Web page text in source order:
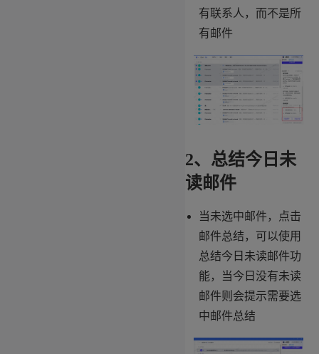
有联系人，而不是所
有邮件
2、总结今日未
读邮件
当未选中邮件，点击
邮件总结，可以使用
总结今日未读邮件功
能，当今日没有未读
邮件则会提示需要选
中邮件总结